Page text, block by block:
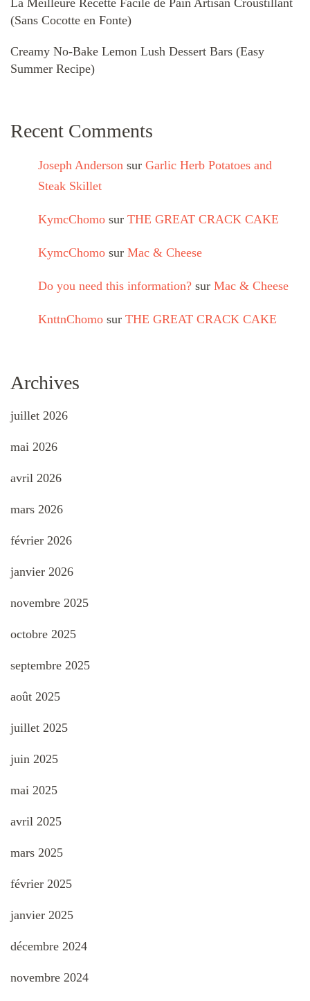
(Sans Cocotte en Fonte)
Creamy No-Bake Lemon Lush Dessert Bars (Easy
Summer Recipe)
Recent Comments
Joseph Anderson sur Garlic Herb Potatoes and
Steak Skillet
KymcChomo sur THE GREAT CRACK CAKE
KymcChomo sur Mac & Cheese
Do you need this information? sur Mac & Cheese
KnttnChomo sur THE GREAT CRACK CAKE
Archives
juillet 2026
mai 2026
avril 2026
mars 2026
février 2026
janvier 2026
novembre 2025
octobre 2025
septembre 2025
août 2025
juillet 2025
juin 2025
mai 2025
avril 2025
mars 2025
février 2025
janvier 2025
décembre 2024
novembre 2024